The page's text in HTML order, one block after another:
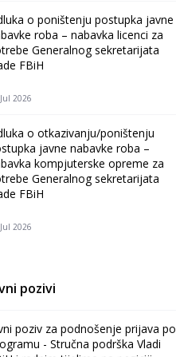
o poništenju postupka javne
roba – nabavka licenci za
Generalnog sekretarijata
FBiH
2026
o otkazivanju/poništenju
javne nabavke roba –
kompjuterske opreme za
Generalnog sekretarijata
FBiH
2026
pozivi
poziv za podnošenje prijava po
- Stručna podrška Vladi